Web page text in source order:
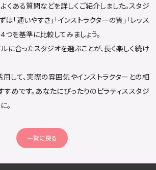
くある質問などを詳しくご紹介しました。スタジ
「通いやすさ」「インストラクターの質」「レッス
つを基準に比較してみましょう。
に合ったスタジオを選ぶことが、長く楽しく続け
して、実際の雰囲気やインストラクターとの相
めです。あなたにぴったりのピラティススタジ
。
一覧に戻る